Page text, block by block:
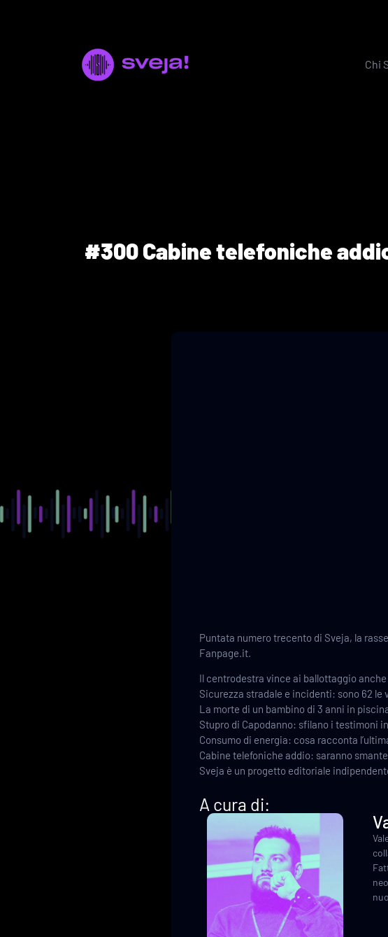
Chi
#300 Cabine telefoniche
Puntata numero trecento di Sveja, la
Fanpage.it.
Il centrodestra vince ai ballottaggio
Sicurezza stradale e incidenti: sono 62 le
La morte di un bambino di 3 anni in
Stupro di Capodanno: sfilano i testimoni
Consumo di energia: cosa racconta
Cabine telefoniche addio: saranno
Sveja è un progetto editoriale
A cura di: